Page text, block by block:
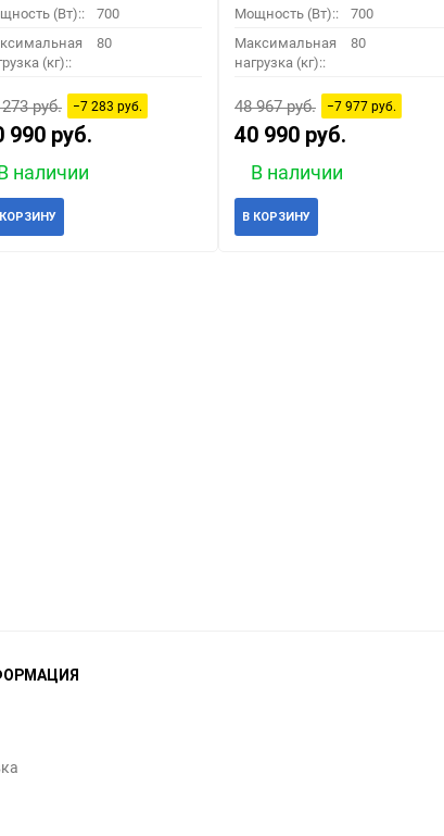
(Вт)::
700
(кг)::
80
руб. −7 283 руб.
990 руб.
наличии
Мощность (Вт)::
700
Максимальная
нагрузка (кг)::
80
48 967 руб. −7 977 руб.
40 990 руб.
В наличии
В КОРЗИНУ